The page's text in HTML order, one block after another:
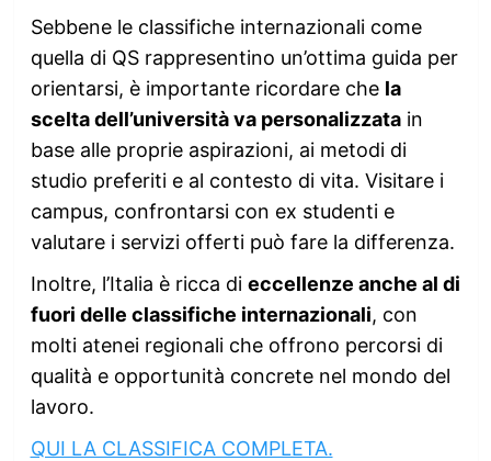
Sebbene le classifiche internazionali come
quella di QS rappresentino un’ottima guida per
orientarsi, è importante ricordare che la
scelta dell’università va personalizzatain
base alle proprie aspirazioni, ai metodi di
studio preferiti e al contesto di vita. Visitare i
campus, confrontarsi con ex studenti e
valutare i servizi offerti può fare la differenza.
Inoltre, l’Italia è ricca di eccellenze anche al di
fuori delle classifiche internazionali, con
molti atenei regionali che offrono percorsi di
qualità e opportunità concrete nel mondo del
lavoro.
QUI LA CLASSIFICA COMPLETA.